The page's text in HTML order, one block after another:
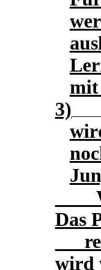
mit
3)
Das
wird